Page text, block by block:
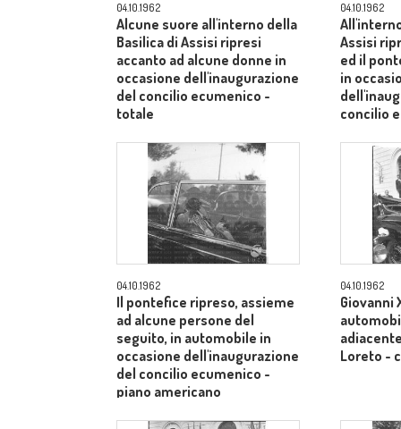
04.10.1962
Alcune suore all'interno della
Basilica di Assisi ripresi
accanto ad alcune donne in
occasione dell'inaugurazione
del concilio ecumenico -
totale
04.10.1962
Assisi
ed il
in
concilio
04.10.1962
Il pontefice ripreso, assieme
ad alcune persone del
seguito, in automobile in
occasione dell'inaugurazione
del concilio ecumenico -
piano americano
04.10.1962
Giovanni
Loreto -